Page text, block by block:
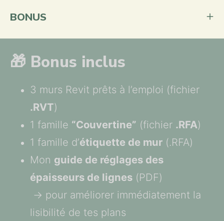
BONUS
🎁 Bonus inclus
.RVT)
1 famille “Couvertine” (fichier .RFA)
1 famille d’étiquette de mur (.RFA)
Mon guide de réglages des
épaisseurs de lignes (PDF)
lisibilité de tes plans